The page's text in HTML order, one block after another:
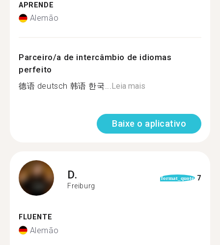
APRENDE
Alemão
Parceiro/a de intercâmbio de idiomas
perfeito
德语 deutsch 韩语 한국...Leia mais
Baixe o aplicativo
D.
Freiburg
format_quote 7
FLUENTE
Alemão